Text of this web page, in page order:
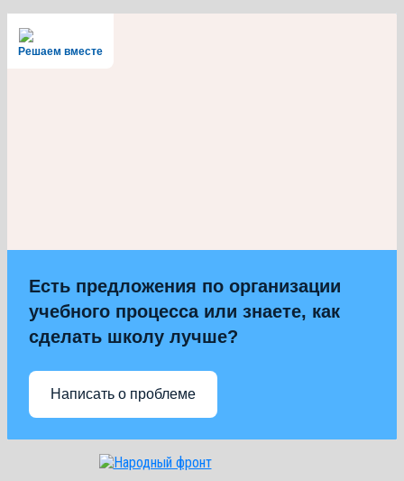
Решаем вместе
Есть предложения по организации
учебного процесса или знаете, как
сделать школу лучше?
Написать о проблеме